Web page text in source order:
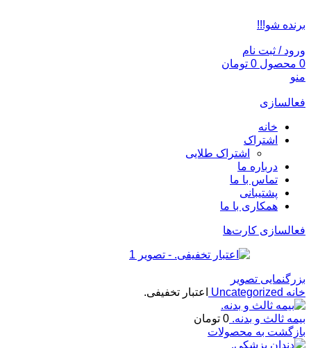
برنده شو!!!
ورود / ثبت نام
0 محصول 0 تومان
منو
فعالسازی
خانه
اشتراک
اشتراک طلایی
درباره ما
تماس با ما
پشتیبانی
همکاری با ما
فعالسازی کارت‌ها
بزرگنمایی تصویر
خانه Uncategorized اعتبار تخفیفی.
بیمه ثالث و بدنه. 0 تومان
بازگشت به محصولات